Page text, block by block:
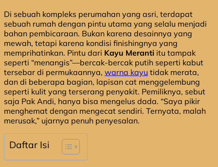
Di sebuah kompleks perumahan yang asri, terdapat
sebuah rumah dengan pintu utama yang selalu menjadi
bahan pembicaraan. Bukan karena desainnya yang
mewah, tetapi karena kondisi finishingnya yang
memprihatinkan. Pintu dari Kayu Meranti itu tampak
seperti “menangis”—bercak-bercak putih seperti kabut
tersebar di permukaannya, warna kayu tidak merata,
dan di beberapa bagian, lapisan cat menggelembung
seperti kulit yang terserang penyakit. Pemiliknya, sebut
saja Pak Andi, hanya bisa mengelus dada. “Saya pikir
menghemat dengan mengecat sendiri. Ternyata, malah
merusak,” ujarnya penuh penyesalan.
Daftar Isi